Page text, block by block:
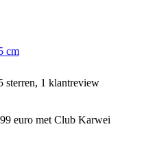
cm
sterren, 1 klantreview
euro met Club Karwei